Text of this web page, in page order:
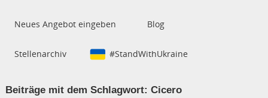
Neues Angebot eingeben Blog
Stellenarchiv #StandWithUkraine
Beiträge mit dem Schlagwort: Cicero